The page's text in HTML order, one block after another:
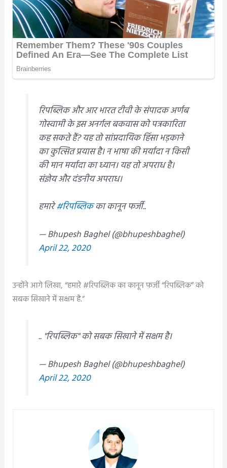
रिपब्लिक और आर भारत टीवी के संपादक अर्णब
गोस्वामी के इस अनर्गल बकवास को पत्रकारिता
कह सकते हैं? यह तो सांप्रदायिक हिंसा भड़काने
का कुत्सित प्रयास है। न भाषा की मर्यादा न किसी
की मान मर्यादा का ध्यान। यह तो अपराध है।
संज्ञेय और दंडनीय अपराध।
हमारे#रिपब्लिकका कानून फर्जी..
— Bhupesh Baghel (@bhupeshbaghel)
April 22, 2020
उन्होंने आगे लिखा, “हमारे #रिपब्लिक का कानून फर्जी “रिपब्लिक” को
सबक सिखाने में सक्षम है.”
.. "रिपब्लिक" को सबक सिखाने में सक्षम है।
— Bhupesh Baghel (@bhupeshbaghel)
April 22, 2020